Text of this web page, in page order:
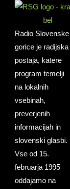
Radio Slovenske
gorice je radijska
postaja, katere
program temelji
na lokalnih
vsebinah,
preverjenih
informacijah in
slovenski glasbi.
Vse od 15.
februarja 1995
oddajamo na